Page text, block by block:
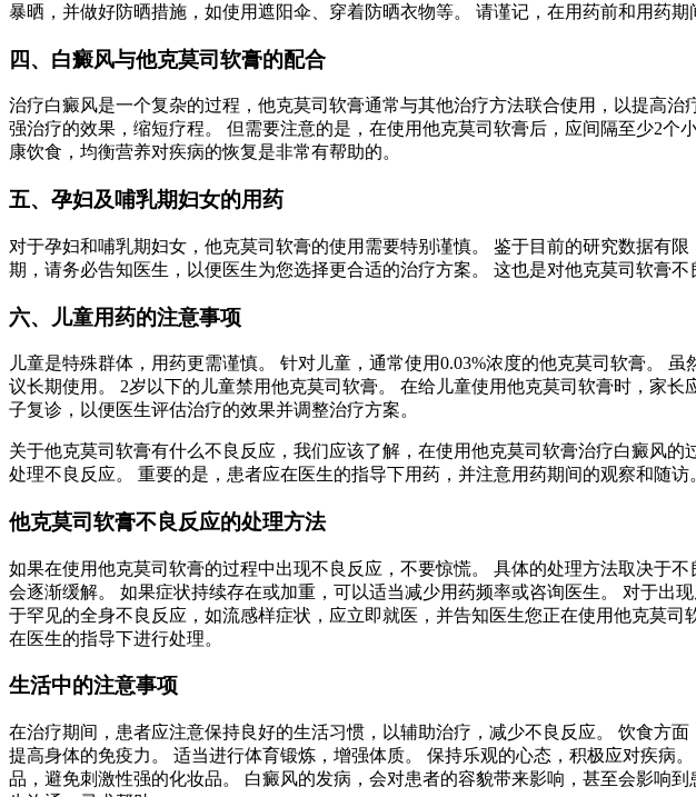
暴晒，并做好防晒措施，如使用遮阳伞、穿着防晒衣物等。 请谨记，在用药前和用药
四、白癜风与他克莫司软膏的配合
治疗白癜风是一个复杂的过程，他克莫司软膏通常与其他治疗方法联合使用，以提高
强治疗的效果，缩短疗程。 但需要注意的是，在使用他克莫司软膏后，应间隔至少2
康饮食，均衡营养对疾病的恢复是非常有帮助的。
五、孕妇及哺乳期妇女的用药
对于孕妇和哺乳期妇女，他克莫司软膏的使用需要特别谨慎。 鉴于目前的研究数据有
期，请务必告知医生，以便医生为您选择更合适的治疗方案。 这也是对他克莫司软膏不
六、儿童用药的注意事项
儿童是特殊群体，用药更需谨慎。 针对儿童，通常使用0.03%浓度的他克莫司软膏。
议长期使用。 2岁以下的儿童禁用他克莫司软膏。 在给儿童使用他克莫司软膏时，家
子复诊，以便医生评估治疗的效果并调整治疗方案。
关于他克莫司软膏有什么不良反应，我们应该了解，在使用他克莫司软膏治疗白癜风
处理不良反应。 重要的是，患者应在医生的指导下用药，并注意用药期间的观察和随访
他克莫司软膏不良反应的处理方法
如果在使用他克莫司软膏的过程中出现不良反应，不要惊慌。 具体的处理方法取决于
会逐渐缓解。 如果症状持续存在或加重，可以适当减少用药频率或咨询医生。 对于出
于罕见的全身不良反应，如流感样症状，应立即就医，并告知医生您正在使用他克莫
在医生的指导下进行处理。
生活中的注意事项
在治疗期间，患者应注意保持良好的生活习惯，以辅助治疗，减少不良反应。 饮食方
提高身体的免疫力。 适当进行体育锻炼，增强体质。 保持乐观的心态，积极应对疾病
品，避免刺激性强的化妆品。 白癜风的发病，会对患者的容貌带来影响，甚至会影响